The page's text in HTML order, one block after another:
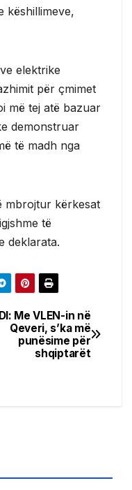
këshillimeve,
elektrike
për çmimet
më tej atë bazuar
demonstruar
të madh nga
mbrojtur kërkesat
të
deklarata.
Me VLEN-in në
Qeveri, s’ka më
punësime për
shqiptarët